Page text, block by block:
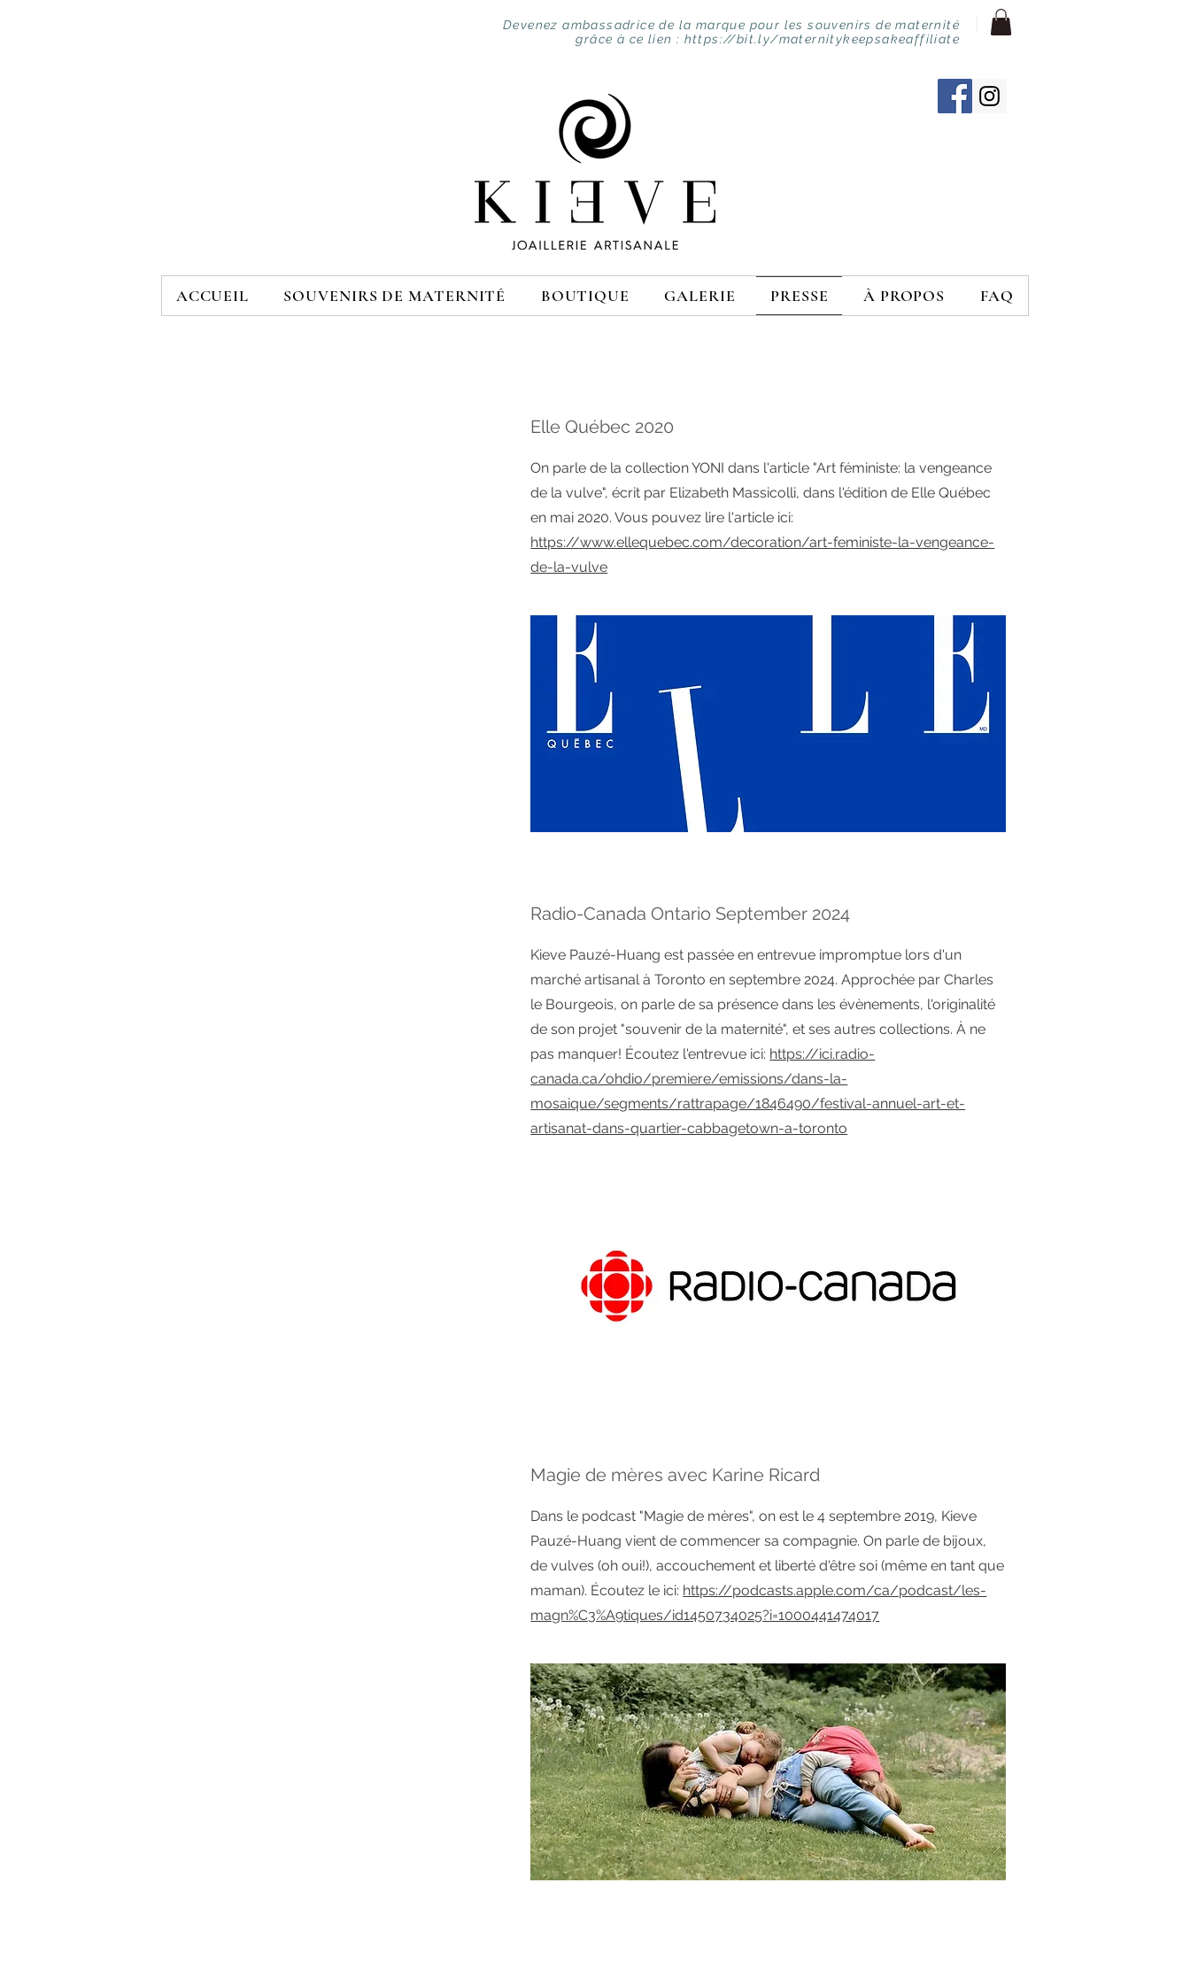
Devenez ambassadrice de la marque pour les souvenirs de maternité
grâce à ce lien : https://bit.ly/maternitykeepsakeaffiliate
ACCUEIL SOUVENIRS DE MATERNITÉ BOUTIQUE GALERIE PRESSE À PROPOS FAQ
Elle Québec 2020
On parle de la collection YONI dans l'article "Art féministe: la vengeance
de la vulve", écrit par Elizabeth Massicolli, dans l'édition de Elle Québec
en mai 2020. Vous pouvez lire l'article ici:
https://www.ellequebec.com/decoration/art-feministe-la-vengeance-
de-la-vulve
Radio-Canada Ontario September 2024
Kieve Pauzé-Huang est passée en entrevue impromptue lors d'un
marché artisanal à Toronto en septembre 2024. Approchée par Charles
le Bourgeois, on parle de sa présence dans les évènements, l'originalité
de son projet "souvenir de la maternité", et ses autres collections. À ne
pas manquer! Écoutez l'entrevue ici: https://ici.radio-
canada.ca/ohdio/premiere/emissions/dans-la-
mosaique/segments/rattrapage/1846490/festival-annuel-art-et-
artisanat-dans-quartier-cabbagetown-a-toronto
Magie de mères avec Karine Ricard
Dans le podcast "Magie de mères", on est le 4 septembre 2019, Kieve
Pauzé-Huang vient de commencer sa compagnie. On parle de bijoux,
de vulves (oh oui!), accouchement et liberté d'être soi (même en tant que
maman). Écoutez le ici: https://podcasts.apple.com/ca/podcast/les-
magn%C3%A9tiques/id1450734025?i=1000441474017